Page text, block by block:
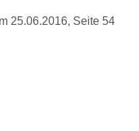
25.06.2016, Seite 54